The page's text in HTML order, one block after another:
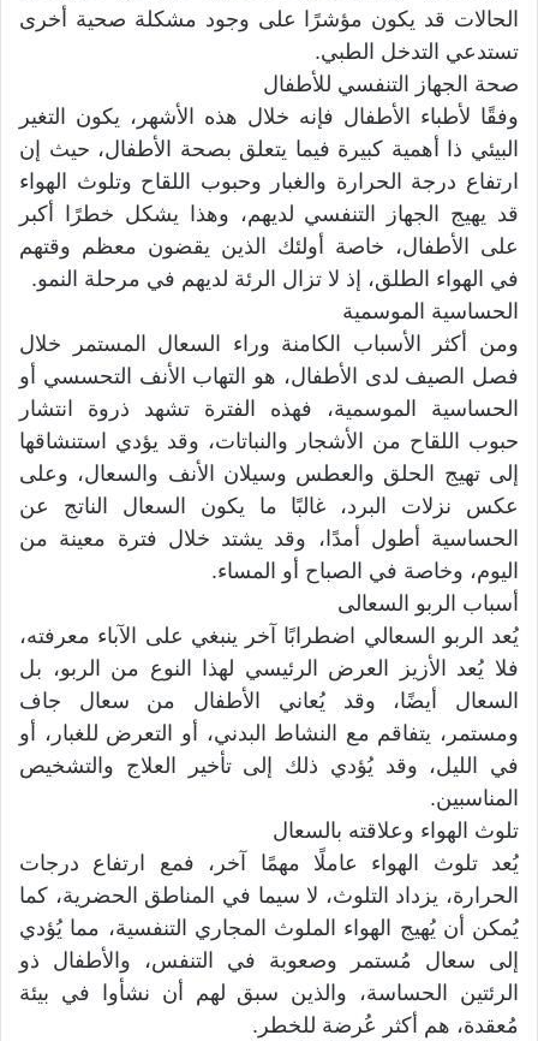
الحالات قد يكون مؤشرًا على وجود مشكلة صحية أخرى
تستدعي التدخل الطبي.
صحة الجهاز التنفسي للأطفال
وفقًا لأطباء الأطفال فإنه خلال هذه الأشهر، يكون التغير
البيئي ذا أهمية كبيرة فيما يتعلق بصحة الأطفال، حيث إن
ارتفاع درجة الحرارة والغبار وحبوب اللقاح وتلوث الهواء
قد يهيج الجهاز التنفسي لديهم، وهذا يشكل خطرًا أكبر
على الأطفال، خاصة أولئك الذين يقضون معظم وقتهم
في الهواء الطلق، إذ لا تزال الرئة لديهم في مرحلة النمو.
الحساسية الموسمية
ومن أكثر الأسباب الكامنة وراء السعال المستمر خلال
فصل الصيف لدى الأطفال، هو التهاب الأنف التحسسي أو
الحساسية الموسمية، فهذه الفترة تشهد ذروة انتشار
حبوب اللقاح من الأشجار والنباتات، وقد يؤدي استنشاقها
إلى تهيج الحلق والعطس وسيلان الأنف والسعال، وعلى
عكس نزلات البرد، غالبًا ما يكون السعال الناتج عن
الحساسية أطول أمدًا، وقد يشتد خلال فترة معينة من
اليوم، وخاصة في الصباح أو المساء.
أسباب الربو السعالى
يُعد الربو السعالي اضطرابًا آخر ينبغي على الآباء معرفته،
فلا يُعد الأزيز العرض الرئيسي لهذا النوع من الربو، بل
السعال أيضًا، وقد يُعاني الأطفال من سعال جاف
ومستمر، يتفاقم مع النشاط البدني، أو التعرض للغبار، أو
في الليل، وقد يُؤدي ذلك إلى تأخير العلاج والتشخيص
المناسبين.
تلوث الهواء وعلاقته بالسعال
يُعد تلوث الهواء عاملًا مهمًا آخر، فمع ارتفاع درجات
الحرارة، يزداد التلوث، لا سيما في المناطق الحضرية، كما
يُمكن أن يُهيج الهواء الملوث المجاري التنفسية، مما يُؤدي
إلى سعال مُستمر وصعوبة في التنفس، والأطفال ذو
الرئتين الحساسة، والذين سبق لهم أن نشأوا في بيئة
مُعقدة، هم أكثر عُرضة للخطر.